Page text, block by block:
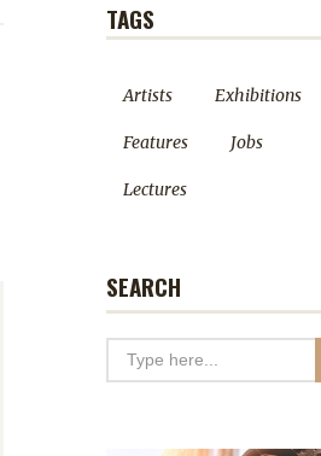
TAGS
Artists Exhibitions
Features Jobs
Lectures
SEARCH